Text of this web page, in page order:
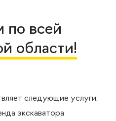
по всей
области!
следующие услуги:
экскаватора